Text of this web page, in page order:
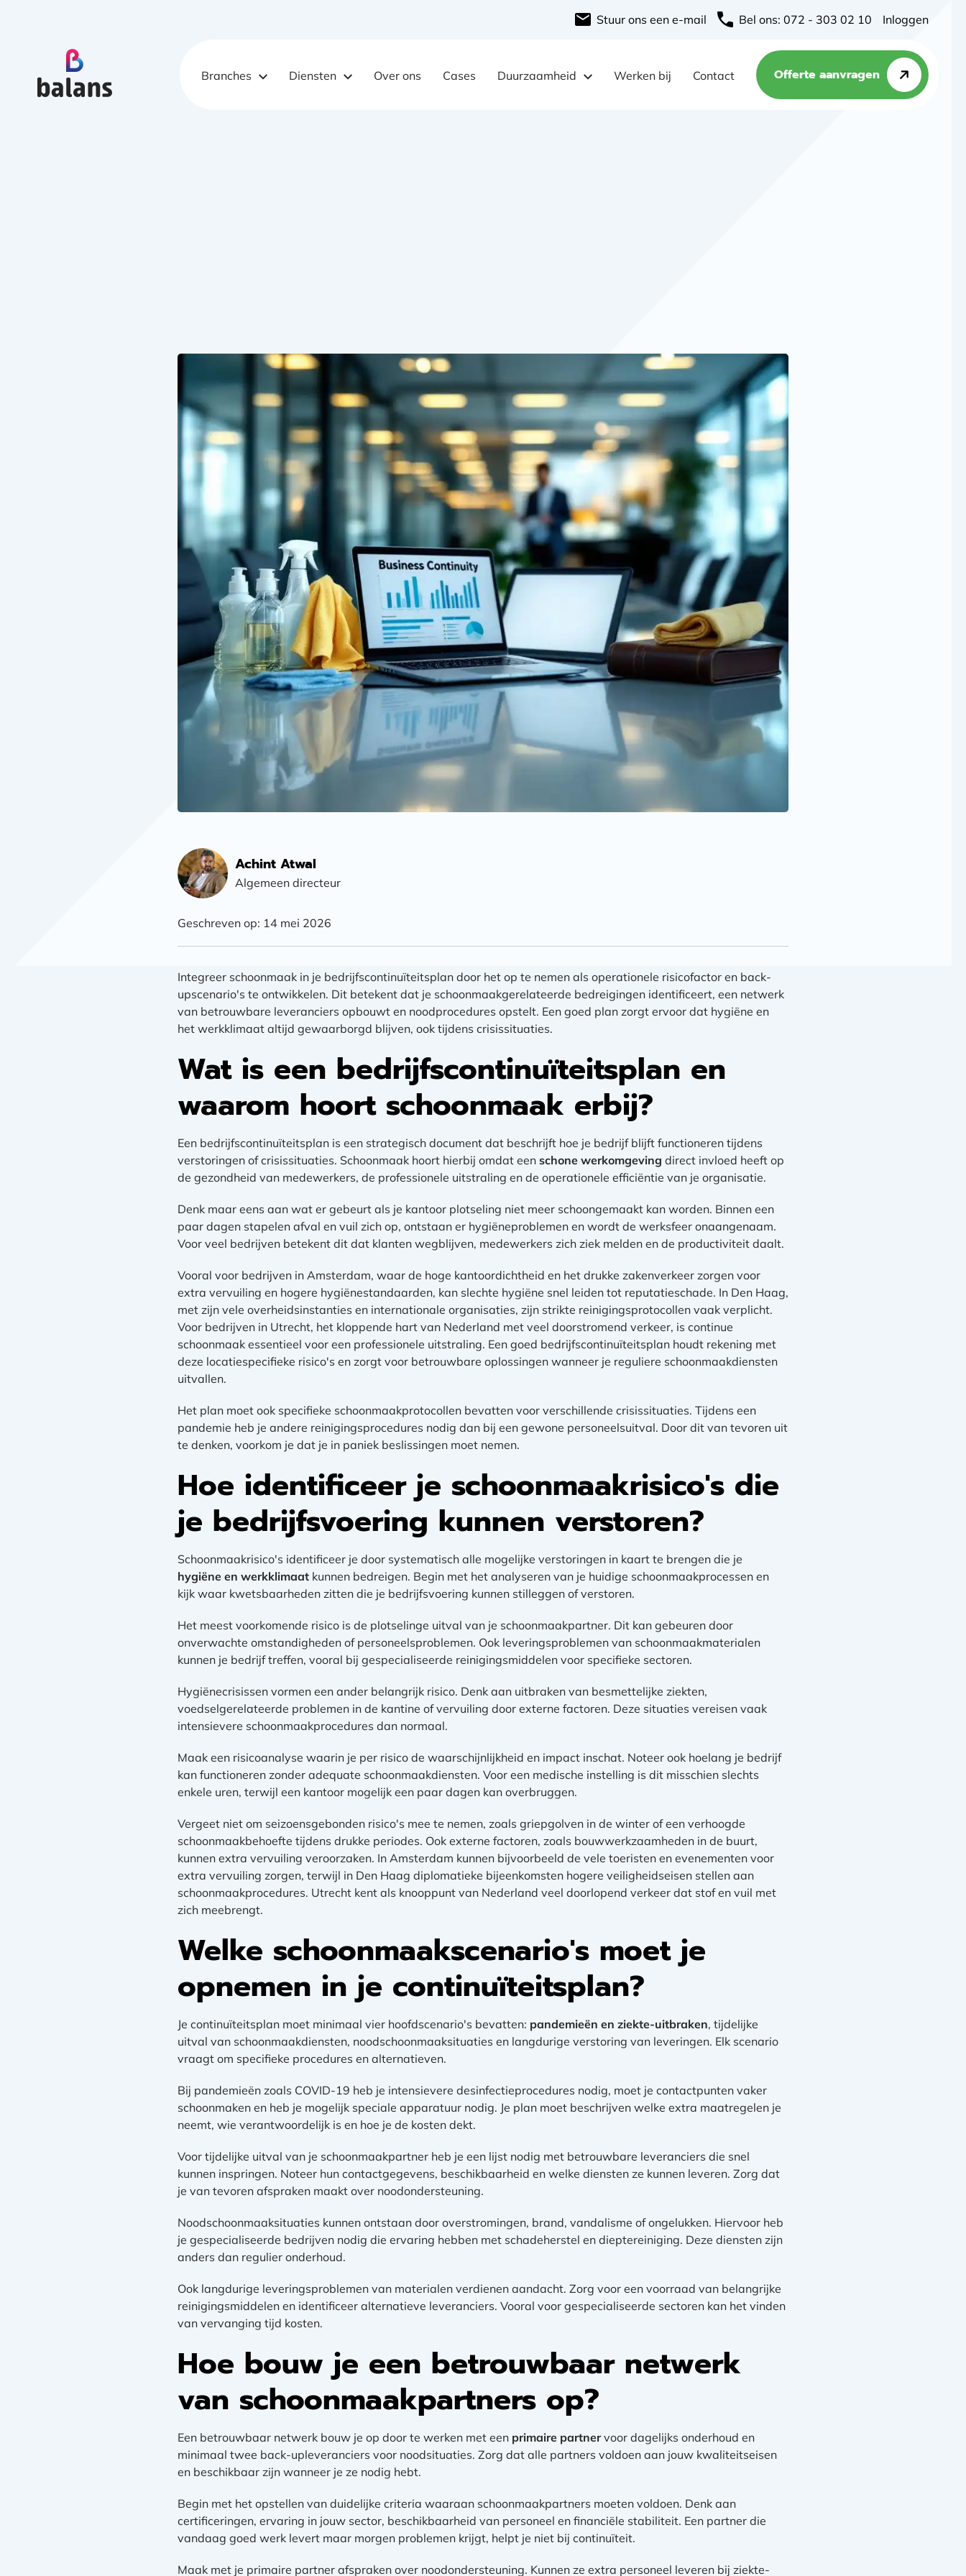
Stuur ons een e-mail Bel ons: 072 - 303 02 10 Inloggen
Branches
Diensten Over ons Cases Duurzaamheid Werken bij Contact Offerte aanvragen
Achint Atwal
Algemeen directeur
Geschreven op: 14 mei 2026
Integreer schoonmaak in je bedrijfscontinuïteitsplan door het op te nemen als operationele risicofactor en back-
upscenario's te ontwikkelen. Dit betekent dat je schoonmaakgerelateerde bedreigingen identificeert, een netwerk
van betrouwbare leveranciers opbouwt en noodprocedures opstelt. Een goed plan zorgt ervoor dat hygiëne en
het werkklimaat altijd gewaarborgd blijven, ook tijdens crisissituaties.
Wat is een bedrijfscontinuïteitsplan en
waarom hoort schoonmaak erbij?
Een bedrijfscontinuïteitsplan is een strategisch document dat beschrijft hoe je bedrijf blijft functioneren tijdens
verstoringen of crisissituaties. Schoonmaak hoort hierbij omdat een schone werkomgeving direct invloed heeft op
de gezondheid van medewerkers, de professionele uitstraling en de operationele efficiëntie van je organisatie.
Denk maar eens aan wat er gebeurt als je kantoor plotseling niet meer schoongemaakt kan worden. Binnen een
paar dagen stapelen afval en vuil zich op, ontstaan er hygiëneproblemen en wordt de werksfeer onaangenaam.
Voor veel bedrijven betekent dit dat klanten wegblijven, medewerkers zich ziek melden en de productiviteit daalt.
Vooral voor bedrijven in Amsterdam, waar de hoge kantoordichtheid en het drukke zakenverkeer zorgen voor
extra vervuiling en hogere hygiënestandaarden, kan slechte hygiëne snel leiden tot reputatieschade. In Den Haag,
met zijn vele overheidsinstanties en internationale organisaties, zijn strikte reinigingsprotocollen vaak verplicht.
Voor bedrijven in Utrecht, het kloppende hart van Nederland met veel doorstromend verkeer, is continue
schoonmaak essentieel voor een professionele uitstraling. Een goed bedrijfscontinuïteitsplan houdt rekening met
deze locatiespecifieke risico's en zorgt voor betrouwbare oplossingen wanneer je reguliere schoonmaakdiensten
uitvallen.
Het plan moet ook specifieke schoonmaakprotocollen bevatten voor verschillende crisissituaties. Tijdens een
pandemie heb je andere reinigingsprocedures nodig dan bij een gewone personeelsuitval. Door dit van tevoren uit
te denken, voorkom je dat je in paniek beslissingen moet nemen.
Hoe identificeer je schoonmaakrisico's die
je bedrijfsvoering kunnen verstoren?
Schoonmaakrisico's identificeer je door systematisch alle mogelijke verstoringen in kaart te brengen die je
hygiëne en werkklimaat kunnen bedreigen. Begin met het analyseren van je huidige schoonmaakprocessen en
kijk waar kwetsbaarheden zitten die je bedrijfsvoering kunnen stilleggen of verstoren.
Het meest voorkomende risico is de plotselinge uitval van je schoonmaakpartner. Dit kan gebeuren door
onverwachte omstandigheden of personeelsproblemen. Ook leveringsproblemen van schoonmaakmaterialen
kunnen je bedrijf treffen, vooral bij gespecialiseerde reinigingsmiddelen voor specifieke sectoren.
Hygiënecrisissen vormen een ander belangrijk risico. Denk aan uitbraken van besmettelijke ziekten,
voedselgerelateerde problemen in de kantine of vervuiling door externe factoren. Deze situaties vereisen vaak
intensievere schoonmaakprocedures dan normaal.
Maak een risicoanalyse waarin je per risico de waarschijnlijkheid en impact inschat. Noteer ook hoelang je bedrijf
kan functioneren zonder adequate schoonmaakdiensten. Voor een medische instelling is dit misschien slechts
enkele uren, terwijl een kantoor mogelijk een paar dagen kan overbruggen.
Vergeet niet om seizoensgebonden risico's mee te nemen, zoals griepgolven in de winter of een verhoogde
schoonmaakbehoefte tijdens drukke periodes. Ook externe factoren, zoals bouwwerkzaamheden in de buurt,
kunnen extra vervuiling veroorzaken. In Amsterdam kunnen bijvoorbeeld de vele toeristen en evenementen voor
extra vervuiling zorgen, terwijl in Den Haag diplomatieke bijeenkomsten hogere veiligheidseisen stellen aan
schoonmaakprocedures. Utrecht kent als knooppunt van Nederland veel doorlopend verkeer dat stof en vuil met
zich meebrengt.
Welke schoonmaakscenario's moet je
opnemen in je continuïteitsplan?
Je continuïteitsplan moet minimaal vier hoofdscenario's bevatten: pandemieën en ziekte-uitbraken, tijdelijke
uitval van schoonmaakdiensten, noodschoonmaaksituaties en langdurige verstoring van leveringen. Elk scenario
vraagt om specifieke procedures en alternatieven.
Bij pandemieën zoals COVID-19 heb je intensievere desinfectieprocedures nodig, moet je contactpunten vaker
schoonmaken en heb je mogelijk speciale apparatuur nodig. Je plan moet beschrijven welke extra maatregelen je
neemt, wie verantwoordelijk is en hoe je de kosten dekt.
Voor tijdelijke uitval van je schoonmaakpartner heb je een lijst nodig met betrouwbare leveranciers die snel
kunnen inspringen. Noteer hun contactgegevens, beschikbaarheid en welke diensten ze kunnen leveren. Zorg dat
je van tevoren afspraken maakt over noodondersteuning.
Noodschoonmaaksituaties kunnen ontstaan door overstromingen, brand, vandalisme of ongelukken. Hiervoor heb
je gespecialiseerde bedrijven nodig die ervaring hebben met schadeherstel en dieptereiniging. Deze diensten zijn
anders dan regulier onderhoud.
Ook langdurige leveringsproblemen van materialen verdienen aandacht. Zorg voor een voorraad van belangrijke
reinigingsmiddelen en identificeer alternatieve leveranciers. Vooral voor gespecialiseerde sectoren kan het vinden
van vervanging tijd kosten.
Hoe bouw je een betrouwbaar netwerk
van schoonmaakpartners op?
Een betrouwbaar netwerk bouw je op door te werken met een primaire partnervoor dagelijks onderhoud en
minimaal twee back-upleveranciers voor noodsituaties. Zorg dat alle partners voldoen aan jouw kwaliteitseisen
en beschikbaar zijn wanneer je ze nodig hebt.
Begin met het opstellen van duidelijke criteria waaraan schoonmaakpartners moeten voldoen. Denk aan
certificeringen, ervaring in jouw sector, beschikbaarheid van personeel en financiële stabiliteit. Een partner die
vandaag goed werk levert maar morgen problemen krijgt, helpt je niet bij continuïteit.
Maak met je primaire partner afspraken over noodondersteuning. Kunnen ze extra personeel leveren bij ziekte-